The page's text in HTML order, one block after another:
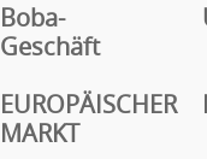
Boba-
Geschäft
EUROPÄISCHER
MARKT